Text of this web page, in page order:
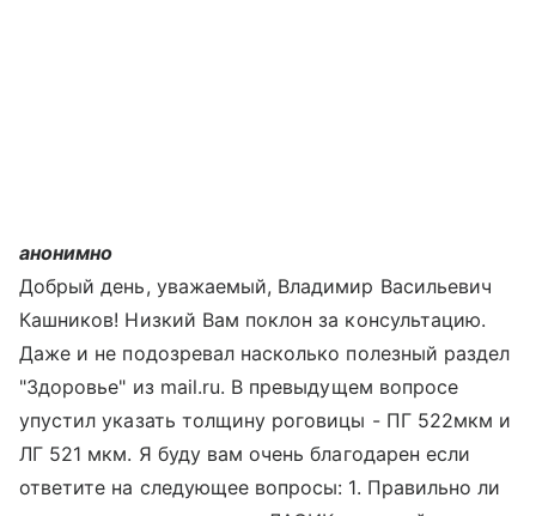
анонимно
Добрый день, уважаемый, Владимир Васильевич
Кашников! Низкий Вам поклон за консультацию.
Даже и не подозревал насколько полезный раздел
"Здоровье" из mail.ru. В превыдущем вопросе
упустил указать толщину роговицы - ПГ 522мкм и
ЛГ 521 мкм. Я буду вам очень благодарен если
ответите на следующее вопросы: 1. Правильно ли